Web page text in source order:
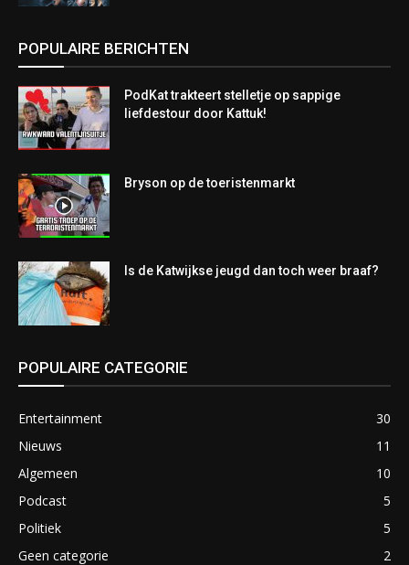
POPULAIRE BERICHTEN
PodKat trakteert stelletje op sappige
liefdestour door Kattuk!
Bryson op de toeristenmarkt
Is de Katwijkse jeugd dan toch weer braaf?
POPULAIRE CATEGORIE
Entertainment
30
Nieuws
11
Algemeen
10
Podcast
5
Politiek
5
Geen categorie
2